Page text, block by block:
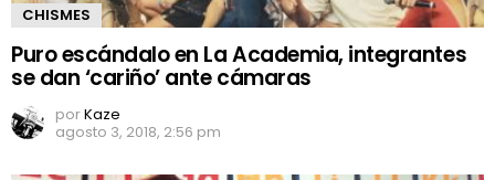
CHISMES
Puro escándalo en La Academia, integrantes
se dan ‘cariño’ ante cámaras
porKaze
agosto 3, 2018, 2:56 pm